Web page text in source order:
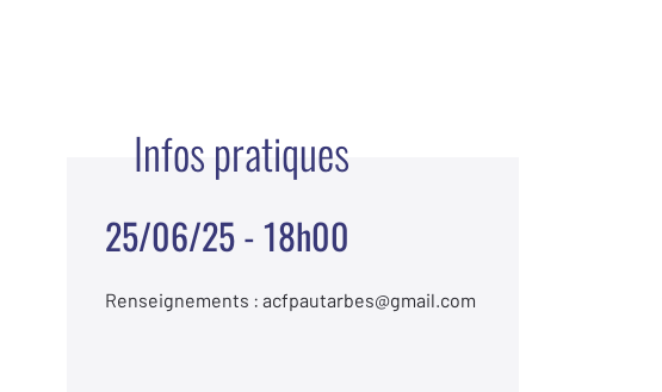
Infos pratiques
25/06/25 - 18h00
Renseignements : acfpautarbes@gmail.com